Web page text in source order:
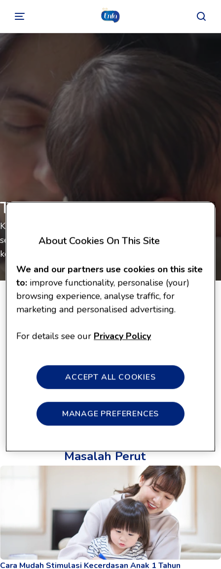
Tumbuh Kembang Anak
Kenali setiap tahapan perkembangan si kecil
serta stimulasi tepat sesuai usianya, untuk
kecerdasan yang optimal.
Masalah Perut
Cara Mudah Stimulasi Kecerdasan Anak 1 Tahun
About Cookies On This Site
We and our partners use cookies on this site
to: improve functionality, personalise (your)
browsing experience, analyse traffic, for
marketing and personalised advertising.
For details see our Privacy Policy
MANAGE PREFERENCES
ACCEPT ALL COOKIES